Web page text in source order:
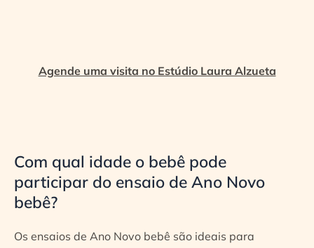
Agende uma visita no Estúdio Laura Alzueta
Com qual idade o bebê pode
participar do ensaio de Ano Novo
bebê?
Os ensaios de Ano Novo bebê são ideais para